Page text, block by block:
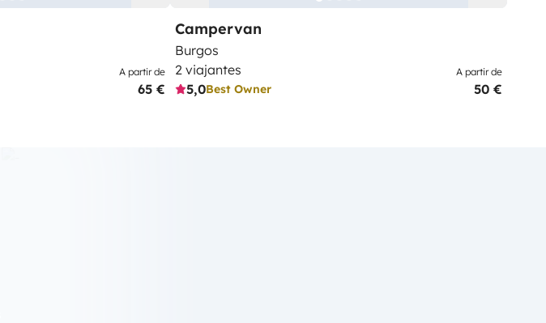
A partir de
65 €
Campervan
Burgos
2 viajantes
5,0Best Owner
A partir de
50 €